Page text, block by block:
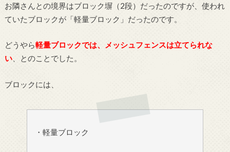
お隣さんとの境界はブロック塀（2段）だったのですが、使われ
ていたブロックが「軽量ブロック」だったのです。
どうやら軽量ブロックでは、メッシュフェンスは立てられな
い、とのことでした。
ブロックには、
・軽量ブロック